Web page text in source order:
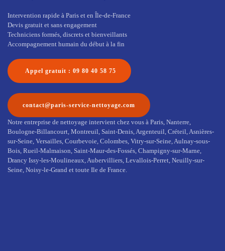
Intervention rapide à Paris et en Île-de-France
Devis gratuit et sans engagement
Techniciens formés, discrets et bienveillants
Accompagnement humain du début à la fin
Appel gratuit : 09 80 40 58 75
contact@paris-service-nettoyage.com
Notre entreprise de nettoyage intervient chez vous à Paris, Nanterre,
Boulogne-Billancourt, Montreuil, Saint-Denis, Argenteuil, Créteil, Asnières-
sur-Seine, Versailles, Courbevoie, Colombes, Vitry-sur-Seine, Aulnay-sous-
Bois, Rueil-Malmaison, Saint-Maur-des-Fossés, Champigny-sur-Marne,
Drancy Issy-les-Moulineaux, Aubervilliers, Levallois-Perret, Neuilly-sur-
Seine, Noisy-le-Grand et toute Ile de France.